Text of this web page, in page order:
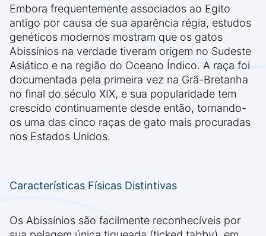
Embora frequentemente associados ao Egito
antigo por causa de sua aparência régia, estudos
genéticos modernos mostram que os gatos
Abissínios na verdade tiveram origem no Sudeste
Asiático e na região do Oceano Índico. A raça foi
documentada pela primeira vez na Grã-Bretanha
no final do século XIX, e sua popularidade tem
crescido continuamente desde então, tornando-
os uma das cinco raças de gato mais procuradas
nos Estados Unidos.
Características Físicas Distintivas
Os Abissínios são facilmente reconhecíveis por